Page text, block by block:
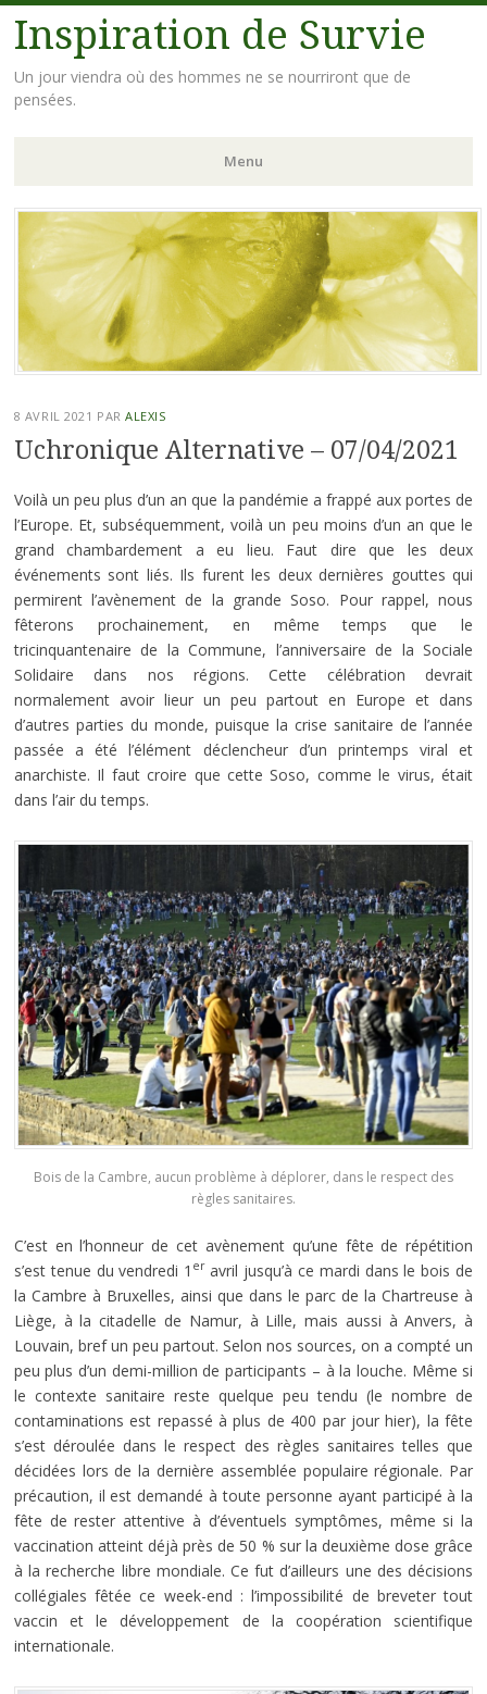
Inspiration de Survie
Un jour viendra où des hommes ne se nourriront que de
pensées.
Menu
Aller
au
contenu
principal
8 AVRIL 2021 PARALEXIS
Uchronique Alternative – 07/04/2021
Voilà un peu plus d’un an que la pandémie a frappé aux portes de
l’Europe. Et, subséquemment, voilà un peu moins d’un an que le
grand chambardement a eu lieu. Faut dire que les deux
événements sont liés. Ils furent les deux dernières gouttes qui
permirent l’avènement de la grande Soso. Pour rappel, nous
fêterons prochainement, en même temps que le
tricinquantenaire de la Commune, l’anniversaire de la Sociale
Solidaire dans nos régions. Cette célébration devrait
normalement avoir lieur un peu partout en Europe et dans
d’autres parties du monde, puisque la crise sanitaire de l’année
passée a été l’élément déclencheur d’un printemps viral et
anarchiste. Il faut croire que cette Soso, comme le virus, était
dans l’air du temps.
Bois de la Cambre, aucun problème à déplorer, dans le respect des
règles sanitaires.
C’est en l’honneur de cet avènement qu’une fête de répétition
s’est tenue du vendredi 1 eravril jusqu’à ce mardi dans le bois de
la Cambre à Bruxelles, ainsi que dans le parc de la Chartreuse à
Liège, à la citadelle de Namur, à Lille, mais aussi à Anvers, à
Louvain, bref un peu partout. Selon nos sources, on a compté un
peu plus d’un demi-million de participants – à la louche. Même si
le contexte sanitaire reste quelque peu tendu (le nombre de
contaminations est repassé à plus de 400 par jour hier), la fête
s’est déroulée dans le respect des règles sanitaires telles que
décidées lors de la dernière assemblée populaire régionale. Par
précaution, il est demandé à toute personne ayant participé à la
fête de rester attentive à d’éventuels symptômes, même si la
vaccination atteint déjà près de 50 % sur la deuxième dose grâce
à la recherche libre mondiale. Ce fut d’ailleurs une des décisions
collégiales fêtée ce week-end : l’impossibilité de breveter tout
vaccin et le développement de la coopération scientifique
internationale.